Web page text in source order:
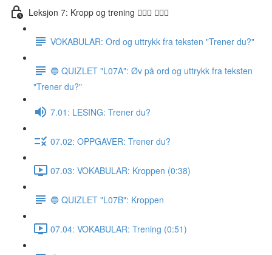
Leksjon 7: Kropp og trening 🚶🏼‍♀️ 🏋🏽‍♀️
VOKABULAR: Ord og uttrykk fra teksten "Trener du?"
🔵 QUIZLET "L07A": Øv på ord og uttrykk fra teksten
"Trener du?"
7.01: LESING: Trener du?
07.02: OPPGAVER: Trener du?
07.03: VOKABULAR: Kroppen (0:38)
🔵 QUIZLET "L07B": Kroppen
07.04: VOKABULAR: Trening (0:51)